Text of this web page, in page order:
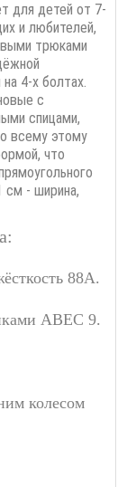
для детей от 7-
и любителей,
трюками
4-х болтах.
с
спицами,
всему этому
что
см - ширина,
88А.
ABEC 9.
колесом